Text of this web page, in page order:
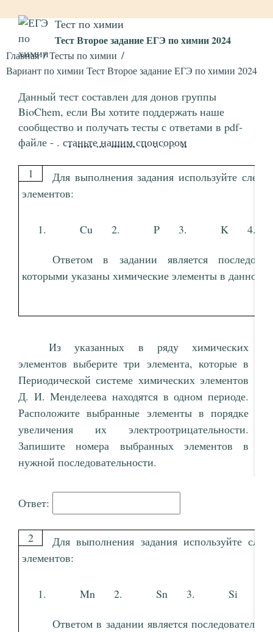
Тест по химии
Тест Второе задание ЕГЭ по химии 2024
Главная
Тесты по химии
Вариант по химии Тест Второе задание ЕГЭ по химии 2024
Данный тест составлен для донов группы
BioChem, если Вы хотите поддержать наше
сообщество и получать тесты с ответами в pdf-
файле - . станьте нашим спонсором
1
Для выполнения задания используйте
элементов:
Cu P K
Ответом в задании является
которыми указаны химические элементы в данном
Из указанных в ряду химических
элементов выберите три элемента, которые в
Периодической системе химических элементов
Д. И. Менделеева находятся в одном периоде.
Расположите выбранные элементы в порядке
увеличения их электроотрицательности.
Запишите номера выбранных элементов в
нужной последовательности.
Ответ:
2
Для выполнения задания используйте
элементов:
Mn Sn Si
Ответом в задании является